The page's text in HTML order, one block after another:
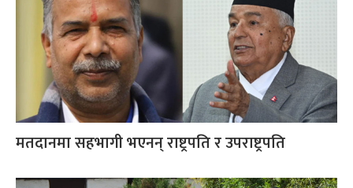
मतदानमा सहभागी भएनन् राष्ट्रपति र उपराष्ट्रपति